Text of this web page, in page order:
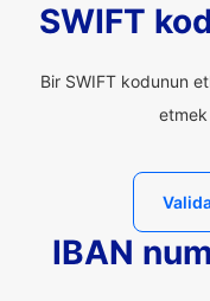
SWIFT
Bir SWIFT kodunun
etmek
IBAN